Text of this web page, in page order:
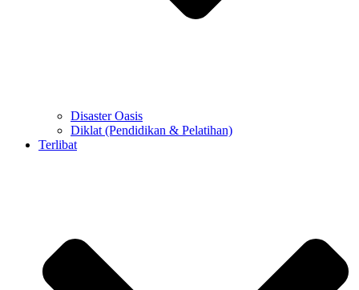
Disaster Oasis
Diklat (Pendidikan & Pelatihan)
Terlibat